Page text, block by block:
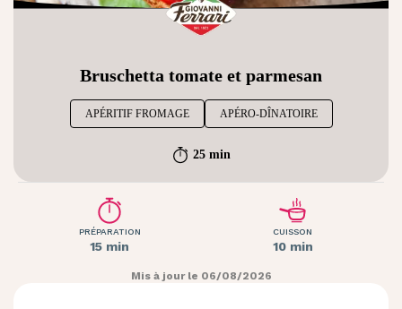
Bruschetta tomate et parmesan
APÉRITIF FROMAGE APÉRO-DÎNATOIRE
25 min
PRÉPARATION
15 min
CUISSON
10 min
Mis à jour le 06/08/2026